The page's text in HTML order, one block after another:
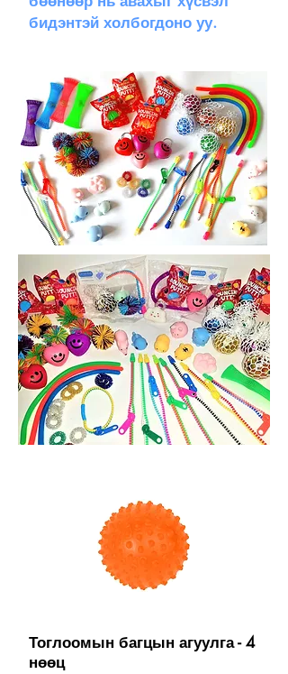
бидэнтэй холбогдоно уу.
Тоглоомын багцын агуулга - 4
нөөц